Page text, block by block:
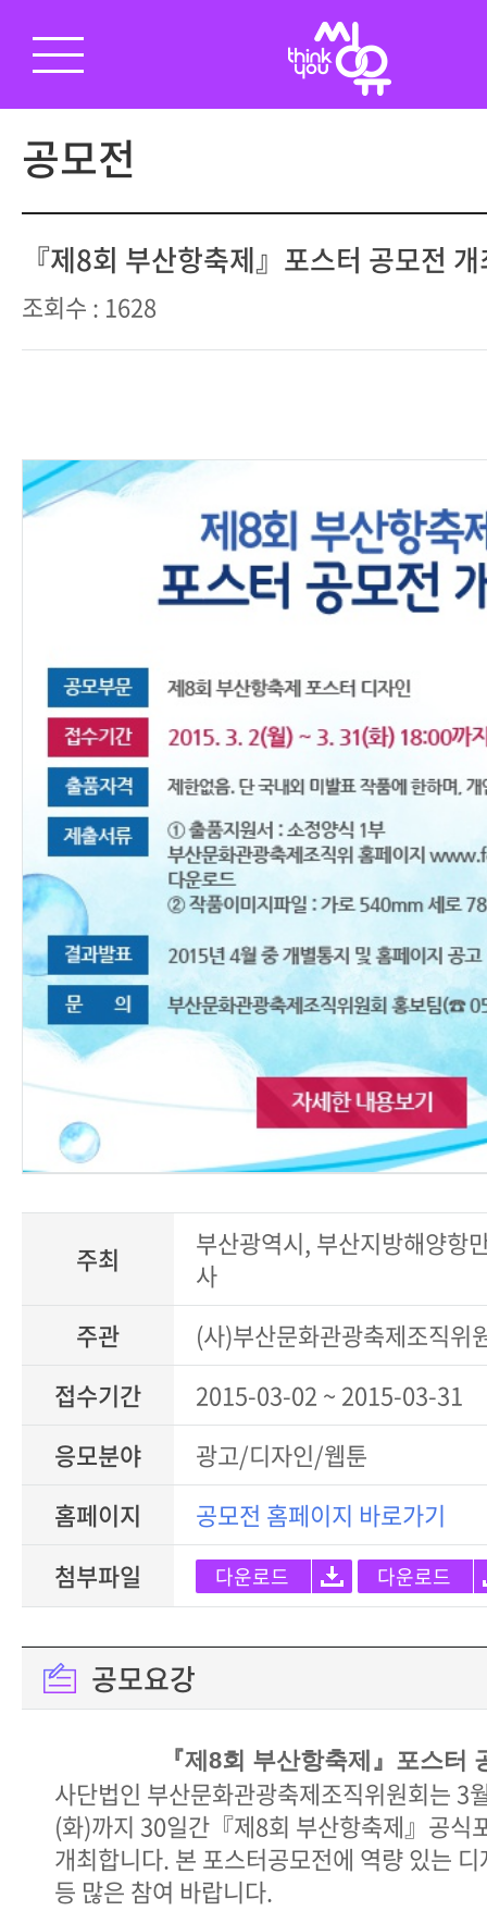
공모전
『제8회 부산항축제』포스터 공모전
조회수 : 1628
주최
부산광역시, 부산지방해양항
사
주관
(사)부산문화관광축제조직위
접수기간
2015-03-02 ~ 2015-03-31
응모분야
광고/디자인/웹툰
홈페이지
공모전 홈페이지 바로가기
첨부파일
다운로드 다운로드
공모요강
『제8회 부산항축제』포스터
사단법인 부산문화관광축제조직위원회는 3
(화)까지 30일간『제8회 부산항축제』공식
개최합니다. 본 포스터공모전에 역량 있는
등 많은 참여 바랍니다.